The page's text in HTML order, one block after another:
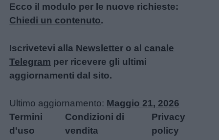
Ecco il modulo per le nuove richieste:
Chiedi un contenuto.
Iscrivetevi alla Newsletter o al canale
Telegram per ricevere gli ultimi
aggiornamenti dal sito.
Ultimo aggiornamento: Maggio 21, 2026
Termini
d'uso
Condizioni di
vendita
Privacy
policy